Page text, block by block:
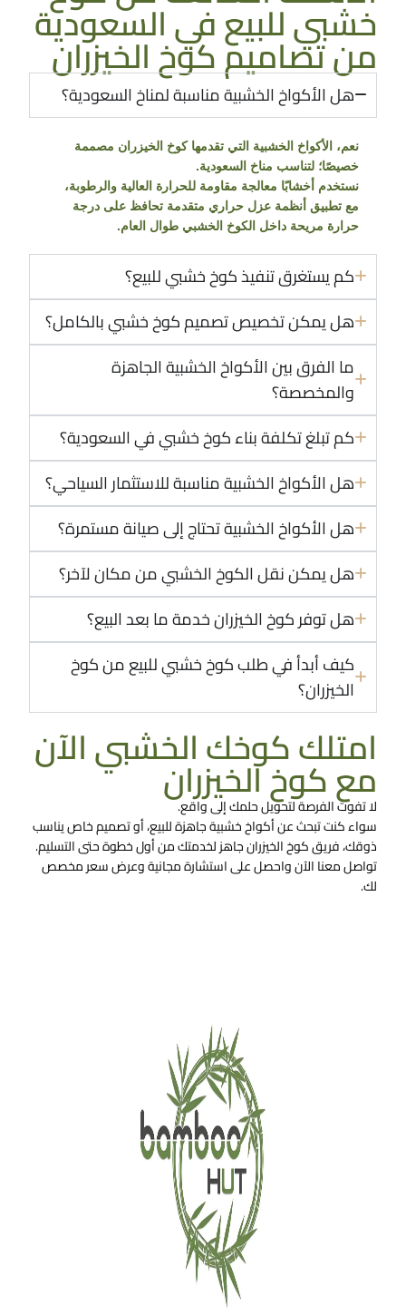
خشبي للبيع​ في السعودية
من تصاميم كوخ الخيزران
هل الأكواخ الخشبية مناسبة لمناخ السعودية؟
نعم، الأكواخ الخشبية التي تقدمها كوخ الخيزران مصممة
خصيصًا؛ لتناسب مناخ السعودية.
نستخدم أخشابًا معالجة مقاومة للحرارة العالية والرطوبة،
مع تطبيق أنظمة عزل حراري متقدمة تحافظ على درجة
حرارة مريحة داخل الكوخ الخشبي طوال العام.
كم يستغرق تنفيذ كوخ خشبي للبيع​؟
هل يمكن تخصيص تصميم كوخ خشبي بالكامل؟
ما الفرق بين الأكواخ الخشبية الجاهزة
والمخصصة؟
كم تبلغ تكلفة بناء كوخ خشبي في السعودية؟
هل الأكواخ الخشبية مناسبة للاستثمار السياحي؟
هل الأكواخ الخشبية تحتاج إلى صيانة مستمرة؟
هل يمكن نقل الكوخ الخشبي من مكان لآخر؟
هل توفر كوخ الخيزران خدمة ما بعد البيع؟
كيف أبدأ في طلب كوخ خشبي للبيع من كوخ
الخيزران؟
امتلك كوخك الخشبي الآن
مع كوخ الخيزران
لا تفوت الفرصة لتحويل حلمك إلى واقع.
سواء كنت تبحث عن أكواخ خشبية جاهزة للبيع، أو تصميم خاص يناسب
ذوقك، فريق كوخ الخيزران جاهز لخدمتك من أول خطوة حتى التسليم.
تواصل معنا الآن واحصل على استشارة مجانية وعرض سعر مخصص
لك.